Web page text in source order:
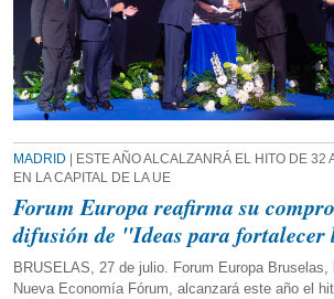
MADRID | ESTE AÑO ALCALZANRÁ EL HITO DE 32
EN LA CAPITAL DE LA UE
Forum Europa reafirma su
difusión de "Ideas para
BRUSELAS, 27 de julio. Forum Europa Bruselas,
Nueva Economía Fórum, alcanzará este año el